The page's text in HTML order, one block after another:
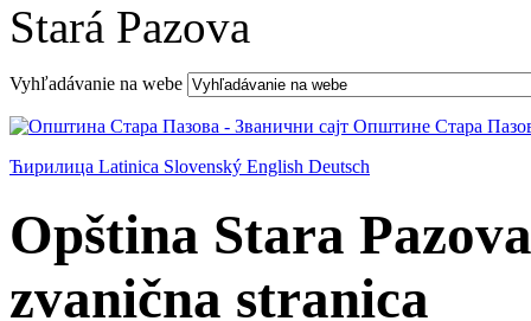
Stará Pazova
Vyhľadávanie na webe
Ћирилица Latinica Slovenský English Deutsch
Opština Stara
zvanična stranica